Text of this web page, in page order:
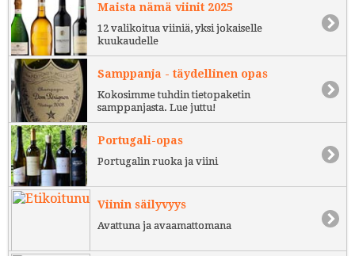
Maista nämä viinit 2025
12 valikoitua viiniä, yksi jokaiselle
kuukaudelle
Samppanja - täydellinen opas
Kokosimme tuhdin tietopaketin
samppanjasta. Lue juttu!
Portugali-opas
Portugalin ruoka ja viini
Viinin säilyvyys
Avattuna ja avaamattomana